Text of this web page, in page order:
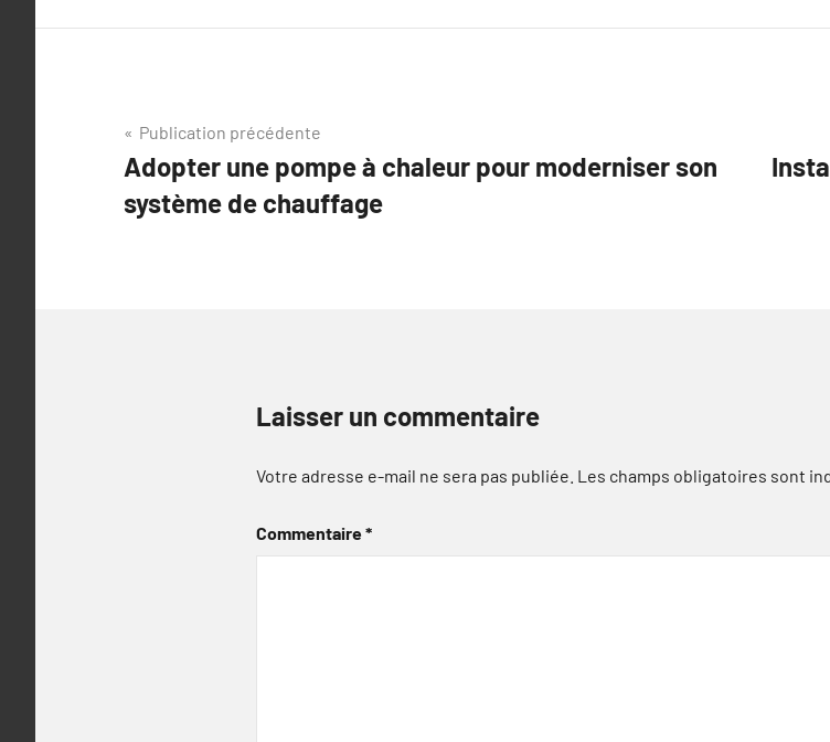
Navigation
de
l’article
Publication précédente
Adopter une pompe à chaleur pour moderniser son
système de chauffage
Laisser un commentaire
Votre adresse e-mail ne sera pas publiée. Les champs obligatoires sont
Commentaire*